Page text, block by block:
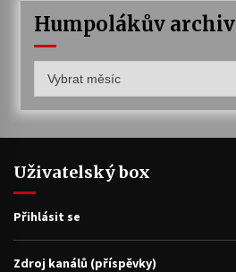
Humpolákův archiv
archiv
Uživatelský box
Přihlásit se
Zdroj kanálů (příspěvky)